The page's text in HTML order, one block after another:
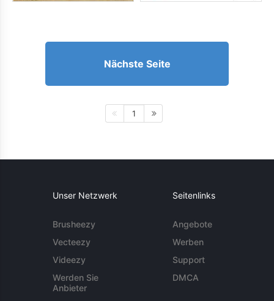
Nächste Seite
1
Unser Netzwerk
Brusheezy
Vecteezy
Videezy
Werden Sie
Anbieter
Seitenlinks
Angebote
Werben
Support
DMCA